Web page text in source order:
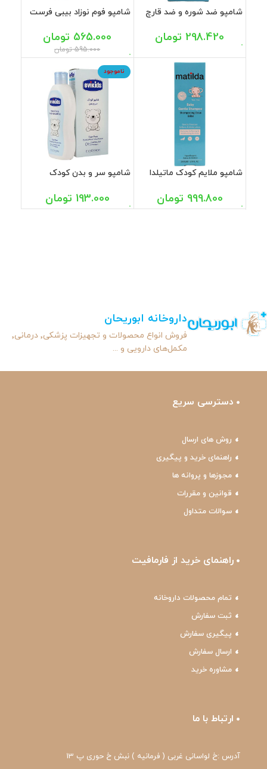
شامپو ضد شوره و ضد قارچ
298.420 تومان
شامپو فوم نوزاد بیبی فرست
595.000 تومان
565.000 تومان
شامپو ملایم کودک ماتیلدا
999.800 تومان
ناموجود
شامپو سر و بدن کودک
193.000 تومان
داروخانه ابوریحان
فروش انواع محصولات و تجهیزات پزشکی٬ درمانی٬
مکمل‌های دارویی و ...
دسترسی سریع
روش های ارسال
راهنمای خرید و پیگیری
مجوزها و پروانه ها
قوانین و مقررات
سوالات متداول
راهنمای خرید از فارمافیت
تمام محصولات داروخانه
ثبت سفارش
پیگیری سفارش
ارسال سفارش
مشاوره خرید
ارتباط با ما
آدرس :خ لواسانی غربی ( فرمانیه ) نبش خ حوری پ 13